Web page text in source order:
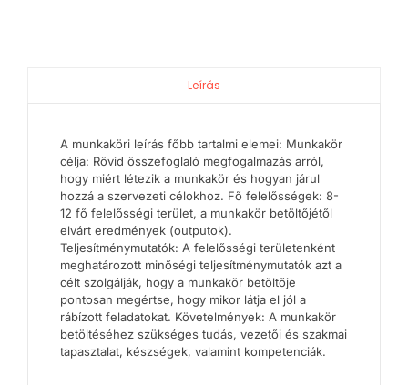
Leírás
A munkaköri leírás főbb tartalmi elemei: Munkakör
célja: Rövid összefoglaló megfogalmazás arról,
hogy miért létezik a munkakör és hogyan járul
hozzá a szervezeti célokhoz. Fő felelősségek: 8-
12 fő felelősségi terület, a munkakör betöltőjétől
elvárt eredmények (outputok).
Teljesítménymutatók: A felelősségi területenként
meghatározott minőségi teljesítménymutatók azt a
célt szolgálják, hogy a munkakör betöltője
pontosan megértse, hogy mikor látja el jól a
rábízott feladatokat. Követelmények: A munkakör
betöltéséhez szükséges tudás, vezetői és szakmai
tapasztalat, készségek, valamint kompetenciák.